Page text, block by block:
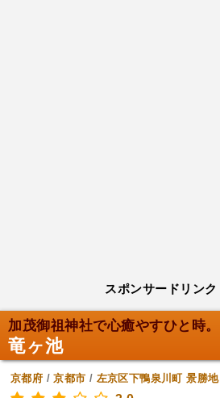
スポンサードリンク
加茂御祖神社で心癒やすひと時。
竜ヶ池
京都府 /京都市 / 左京区下鴨泉川町 景勝地